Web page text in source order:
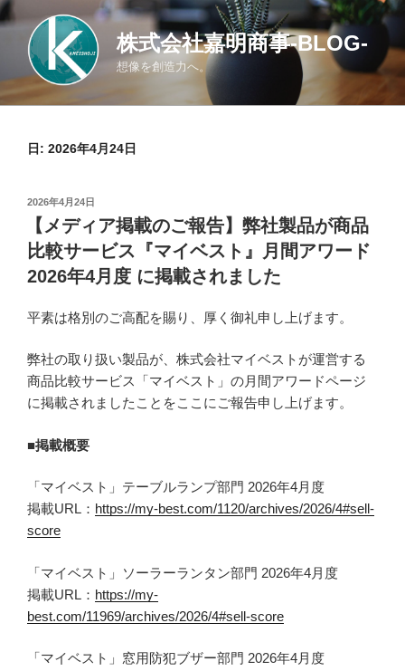
コ
ン
ツ
株式会社嘉明商事-BLOG-
想像を創造力へ。
日: 2026年4月24日
投
日:
2026年4月24日
【メディア掲載のご報告】弊社製品が商品
比較サービス『マイベスト』月間アワード
2026年4月度 に掲載されました
平素は格別のご高配を賜り、厚く御礼申し上げます。
弊社の取り扱い製品が、株式会社マイベストが運営する
商品比較サービス「マイベスト」の月間アワードページ
に掲載されましたことをここにご報告申し上げます。
■掲載概要
「マイベスト」テーブルランプ部門 2026年4月度
掲載URL： https://my-best.com/1120/archives/2026/4#sell-
score
「マイベスト」ソーラーランタン部門 2026年4月度
掲載URL： https://my-
best.com/11969/archives/2026/4#sell-score
「マイベスト」窓用防犯ブザー部門 2026年4月度